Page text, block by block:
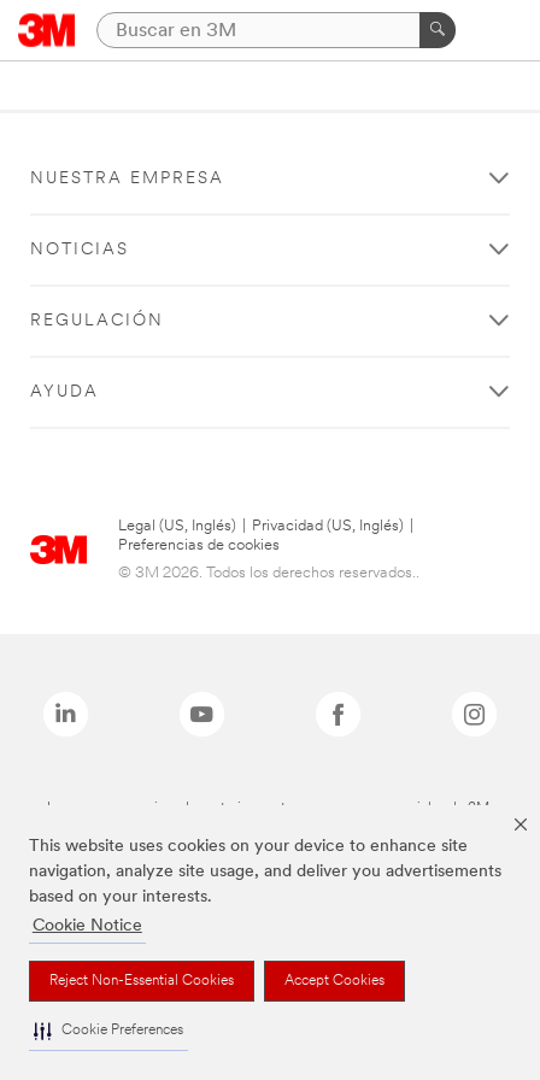
This website uses cookies on your device to enhance site
navigation, analyze site usage, and deliver you advertisements
based on your interests.
Cookie Notice
Reject Non-Essential Cookies Accept Cookies
Cookie Preferences
NUESTRA EMPRESA
NOTICIAS
REGULACIÓN
AYUDA
Legal (US, Inglés) Privacidad (US, Inglés)
Preferencias de cookies
© 3M 2026. Todos los derechos reservados..
Las marcas mencionadas anteriormente son marcas comerciales de 3M.